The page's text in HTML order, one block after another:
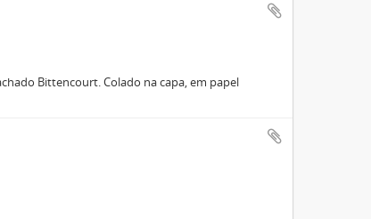
Bittencourt. Colado na capa, em papel